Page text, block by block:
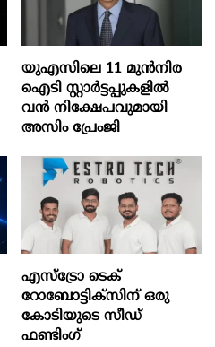
യുഎസിലെ 11 മുന്‍നിര
ഐടി സ്റ്റാര്‍ട്ടപ്പുകളില്‍
വന്‍ നിക്ഷേപവുമായി
അസിം പ്രേംജി
എസ്‌ട്രോ ടെക്
റോബോട്ടിക്‌സിന് ഒരു
കോടിയുടെ സീഡ്
ഫണ്ടിംഗ്